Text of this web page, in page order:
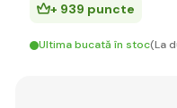
+ 939 puncte
Ultima bucată în stoc(La